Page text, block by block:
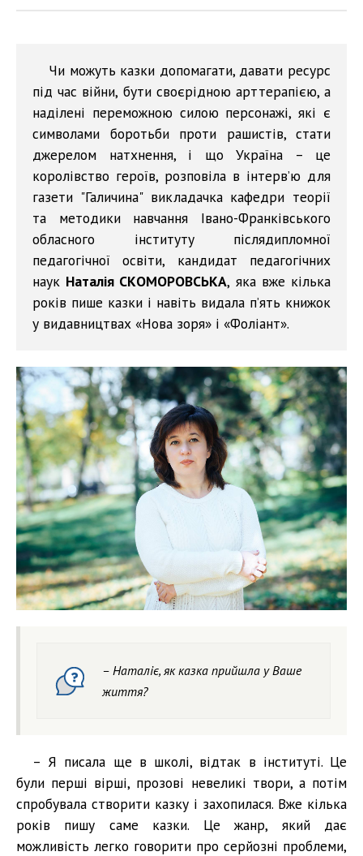
Чи можуть казки допомагати, давати ресурс
під час війни, бути своєрідною арттерапією, а
наділені переможною силою персонажі, які є
символами боротьби проти рашистів, стати
джерелом натхнення, і що Україна – це
королівство героїв, розповіла в інтерв’ю для
газети "Галичина" викладачка кафедри теорії
та методики навчання Івано-Франківського
обласного інституту післядипломної
педагогічної освіти, кандидат педагогічних
наук Наталія СКОМОРОВСЬКА, яка вже кілька
років пише казки і навіть видала п’ять книжок
у видавництвах «Нова зоря» і «Фоліант».
– Наталіє, як казка прийшла у Ваше
життя?
– Я писала ще в школі, відтак в інституті. Це
були перші вірші, прозові невеликі твори, а потім
спробувала створити казку і захопилася. Вже кілька
років пишу саме казки. Це жанр, який дає
можливість легко говорити про серйозні проблеми,